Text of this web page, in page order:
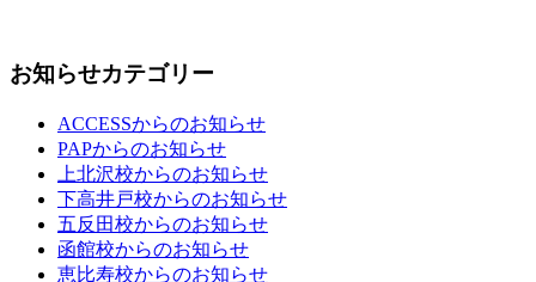
お知らせカテゴリー
ACCESSからのお知らせ
PAPからのお知らせ
上北沢校からのお知らせ
下高井戸校からのお知らせ
五反田校からのお知らせ
函館校からのお知らせ
恵比寿校からのお知らせ